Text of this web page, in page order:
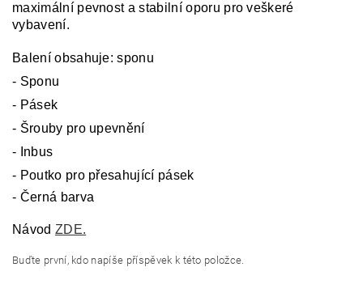
maximální pevnost a stabilní oporu pro veškeré
vybavení.
Balení obsahuje: sponu
- Sponu
- Pásek
- Šrouby pro upevnění
- Inbus
- Poutko pro přesahující pásek
- Černá barva
Návod ZDE.
Buďte první, kdo napíše příspěvek k této položce.